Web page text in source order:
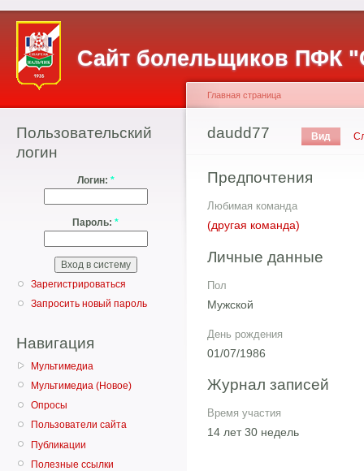
Сайт болельщиков ПФК
Пользовательский
логин
Логин: *
Пароль: *
Зарегистрироваться
Запросить новый пароль
Навигация
Мультимедиа
Мультимедиа (Новое)
Опросы
Пользователи сайта
Публикации
Полезные ссылки
Главная страница
daudd77 Вид
Предпочтения
Любимая команда
(другая команда)
Личные данные
Пол
Мужской
День рождения
01/07/1986
Журнал записей
Время участия
14 лет 30 недель